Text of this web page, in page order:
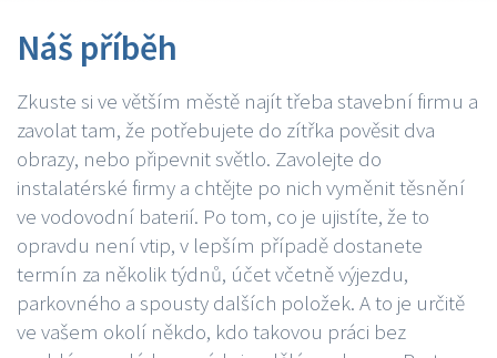
Náš příběh
Zkuste si ve větším městě najít třeba stavební firmu a
zavolat tam, že potřebujete do zítřka pověsit dva
obrazy, nebo připevnit světlo. Zavolejte do
instalatérské firmy a chtějte po nich vyměnit těsnění
ve vodovodní baterií. Po tom, co je ujistíte, že to
opravdu není vtip, v lepším případě dostanete
termín za několik týdnů, účet včetně výjezdu,
parkovného a spousty dalších položek. A to je určitě
ve vašem okolí někdo, kdo takovou práci bez